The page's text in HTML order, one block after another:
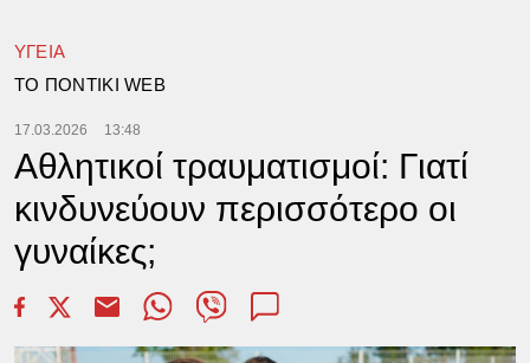
ΥΓΕΙΑ
TΟ ΠΟΝΤΙΚΙ WEB
17.03.2026 13:48
Αθλητικοί τραυματισμοί: Γιατί
κινδυνεύουν περισσότερο οι
γυναίκες;